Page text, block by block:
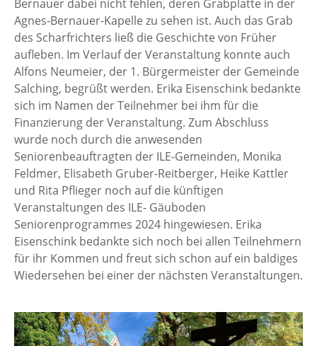
Bernauer dabei nicht fehlen, deren Grabplatte in der
Agnes-Bernauer-Kapelle zu sehen ist. Auch das Grab
des Scharfrichters ließ die Geschichte von Früher
aufleben. Im Verlauf der Veranstaltung konnte auch
Alfons Neumeier, der 1. Bürgermeister der Gemeinde
Salching, begrüßt werden. Erika Eisenschink bedankte
sich im Namen der Teilnehmer bei ihm für die
Finanzierung der Veranstaltung. Zum Abschluss
wurde noch durch die anwesenden
Seniorenbeauftragten der ILE-Gemeinden, Monika
Feldmer, Elisabeth Gruber-Reitberger, Heike Kattler
und Rita Pflieger noch auf die künftigen
Veranstaltungen des ILE- Gäuboden
Seniorenprogrammes 2024 hingewiesen. Erika
Eisenschink bedankte sich noch bei allen Teilnehmern
für ihr Kommen und freut sich schon auf ein baldiges
Wiedersehen bei einer der nächsten Veranstaltungen.